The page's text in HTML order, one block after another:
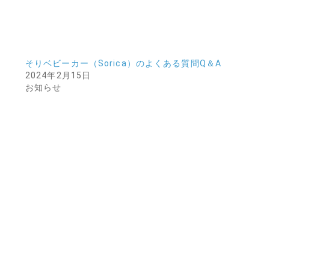
そりベビーカー（Sorica）のよくある質問Q＆A
2024年2月15日
お知らせ